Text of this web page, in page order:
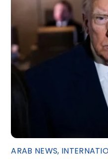
ARAB NEWS,